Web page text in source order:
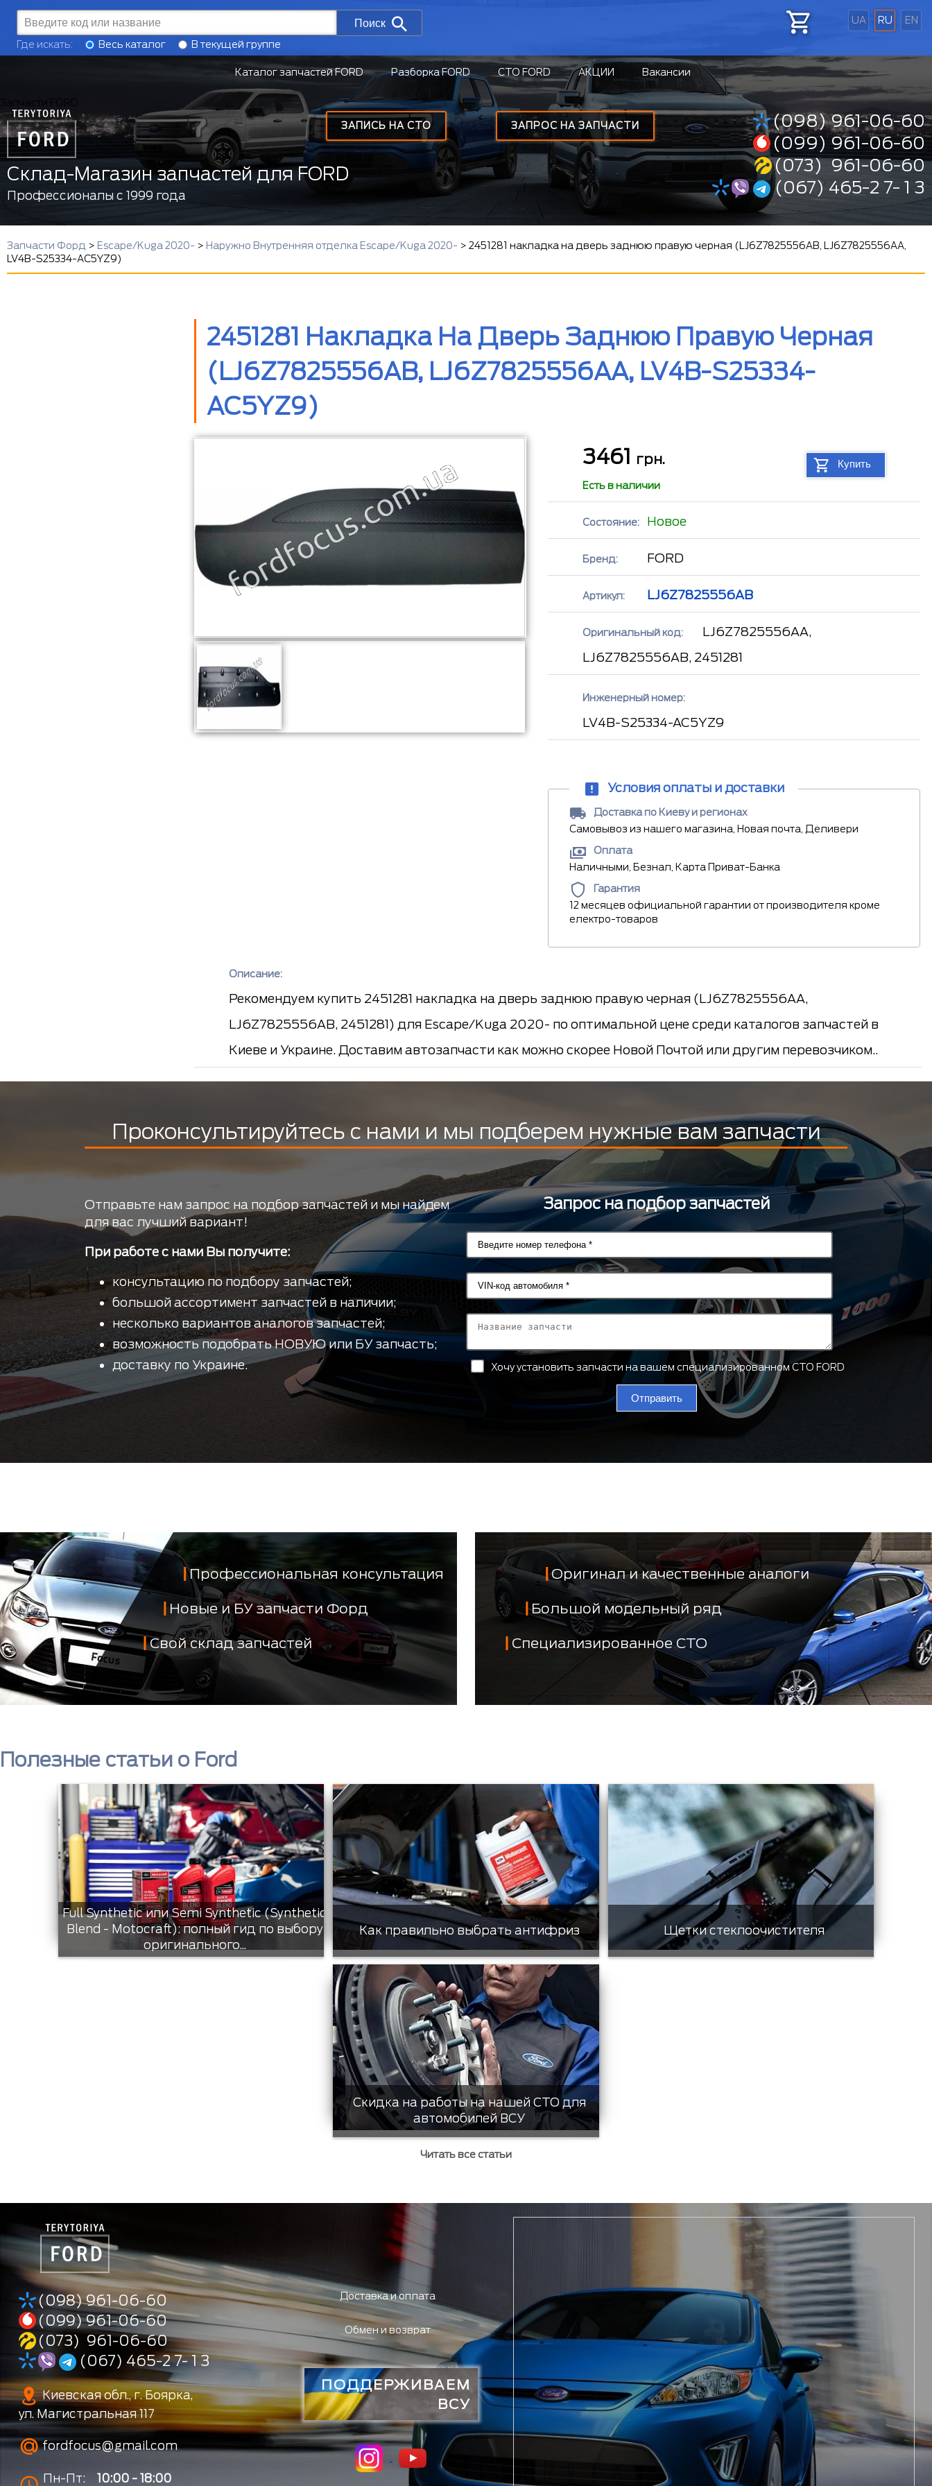
UA RU EN
ЗАПРОС НА ЗАПЧАСТИ
ЗАПИСЬ НА СТО
Поиск
Где искать: Весь каталог В текущей группе
Каталог запчастей FORD Разборка FORD СТО FORD АКЦИИ Вакансии
Склад-Магазин запчастей для FORD
Профессионалы с 1999 года
(098) 961-06-60
(099) 961-06-60
(073) 961-06-60
(067) 465-2 7- 1 3
Запчасти Форд > Escape/Kuga 2020- > Наружно Внутренняя отделка Escape/Kuga 2020- > 2451281 накладка на дверь заднюю правую черная (LJ6Z7825556AB, LJ6Z7825556AA,
LV4B-S25334-AC5YZ9)
2451281 Накладка На Дверь Заднюю Правую Черная
(LJ6Z7825556AB, LJ6Z7825556AA, LV4B-S25334-
AC5YZ9)
3461 грн. Купить
Есть в наличии
Состояние: Новое
Бренд: FORD
Артикул: LJ6Z7825556AB
Оригинальный код:
LJ6Z7825556AA,
LJ6Z7825556AB, 2451281
Инженерный номер:
LV4B-S25334-AC5YZ9
Условия оплаты и доставки
Доставка по Киеву и регионах
Самовывоз из нашего магазина, Новая почта, Деливери
Оплата
Наличными, Безнал, Карта Приват-Банка
Гарантия
12 месяцев официальной гарантии от производителя кроме
електро-товаров
Описание:
Рекомендуем купить 2451281 накладка на дверь заднюю правую черная (LJ6Z7825556AA,
LJ6Z7825556AB, 2451281) для Escape/Kuga 2020- по оптимальной цене среди каталогов запчастей в
Киеве и Украине. Доставим автозапчасти как можно скорее Новой Почтой или другим перевозчиком..
Проконсультируйтесь с нами и мы подберем нужные вам запчасти
Отправьте нам запрос на подбор запчастей и мы найдем
для вас лучший вариант!
При работе с нами Вы получите:
консультацию по подбору запчастей;
большой ассортимент запчастей в наличии;
несколько вариантов аналогов запчастей;
возможность подобрать НОВУЮ или БУ запчасть;
доставку по Украине.
Запрос на подбор запчастей
Хочу установить запчасти на вашем специализированном СТО FORD
Отправить
Профессиональная консультация
Новые и БУ запчасти Форд
Свой склад запчастей
Оригинал и качественные аналоги
Большой модельный ряд
Специализированное СТО
Полезные статьи о Ford
Full Synthetic или Semi Synthetic (Synthetic
Blend - Motocraft): полный гид по выбору
оригинального...
Как правильно выбрать антифриз Щетки стеклоочистителя
Скидка на работы на нашей СТО для
автомобилей ВСУ
Читать все статьи
(098) 961-06-60
(099) 961-06-60
(073) 961-06-60
(067) 465-2 7- 1 3
Киевская обл., г. Боярка,
ул. Магистральная 117
fordfocus@gmail.com
Пн-Пт: 10:00 - 18:00
Доставка и оплата
Обмен и возврат
ПОДДЕРЖИВАЕМ
ВСУ